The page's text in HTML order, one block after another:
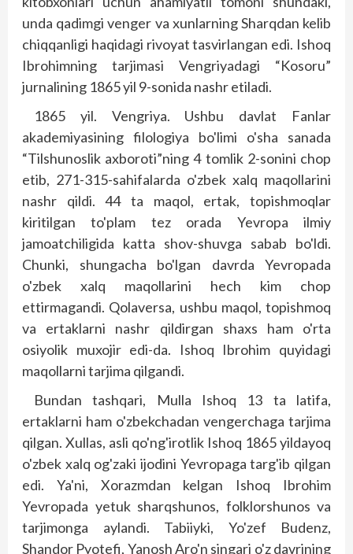
unda qadimgi venger va xunlarning Sharqdan kelib
chiqqanligi haqidagi rivoyat tasvirlangan edi. Ishoq
Ibrohimning tarjimasi Vengriyadagi “Kosoru”
jurnalining 1865 yil 9-sonida nashr etiladi.
1865 yil. Vengriya. Ushbu davlat Fanlar
akademiyasining filologiya bo'limi o'sha sanada
“Tilshunoslik axboroti”ning 4 tomlik 2-sonini chop
etib, 271-315-sahifalarda o'zbek xalq maqollarini
nashr qildi. 44 ta maqol, ertak, topishmoqlar
kiritilgan to'plam tez orada Yevropa ilmiy
jamoatchiligida katta shov-shuvga sabab bo'ldi.
Chunki, shungacha bo'lgan davrda Yevropada
o'zbek xalq maqollarini hech kim chop
ettirmagandi. Qolaversa, ushbu maqol, topishmoq
va ertaklarni nashr qildirgan shaxs ham o'rta
osiyolik muxojir edi-da. Ishoq Ibrohim quyidagi
maqollarni tarjima qilgandi.
Bundan tashqari, Mulla Ishoq 13 ta latifa,
ertaklarni ham o'zbekchadan vengerchaga tarjima
qilgan. Xullas, asli qo'ng'irotlik Ishoq 1865 yildayoq
o'zbek xalq og'zaki ijodini Yevropaga targ'ib qilgan
edi. Ya'ni, Xorazmdan kelgan Ishoq Ibrohim
Yevropada yetuk sharqshunos, folklorshunos va
tarjimonga aylandi. Tabiiyki, Yo'zef Budenz,
Shandor Pyotefi, Yanosh Aro'n singari o'z davrining